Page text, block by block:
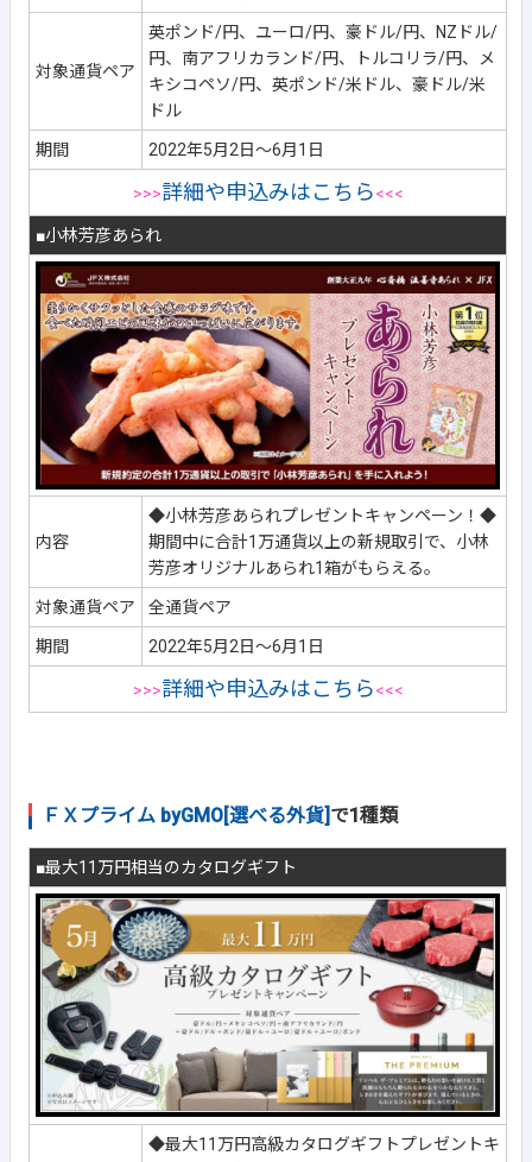
対象通貨ペア
英ポンド/円、ユーロ/円、豪ドル/円、NZドル/
円、南アフリカランド/円、トルコリラ/円、メ
キシコペソ/円、英ポンド/米ドル、豪ドル/米
ドル
期間 2022年5月2日～6月1日
>>>詳細や申込みはこちら<<<
■小林芳彦あられ
内容
◆小林芳彦あられプレゼントキャンペーン！◆
期間中に合計1万通貨以上の新規取引で、小林
芳彦オリジナルあられ1箱がもらえる。
対象通貨ペア 全通貨ペア
期間 2022年5月2日～6月1日
>>>詳細や申込みはこちら<<<
ＦＸプライム byGMO[選べる外貨] で1種類
■最大11万円相当のカタログギフト
◆最大11万円高級カタログギフトプレゼントキ